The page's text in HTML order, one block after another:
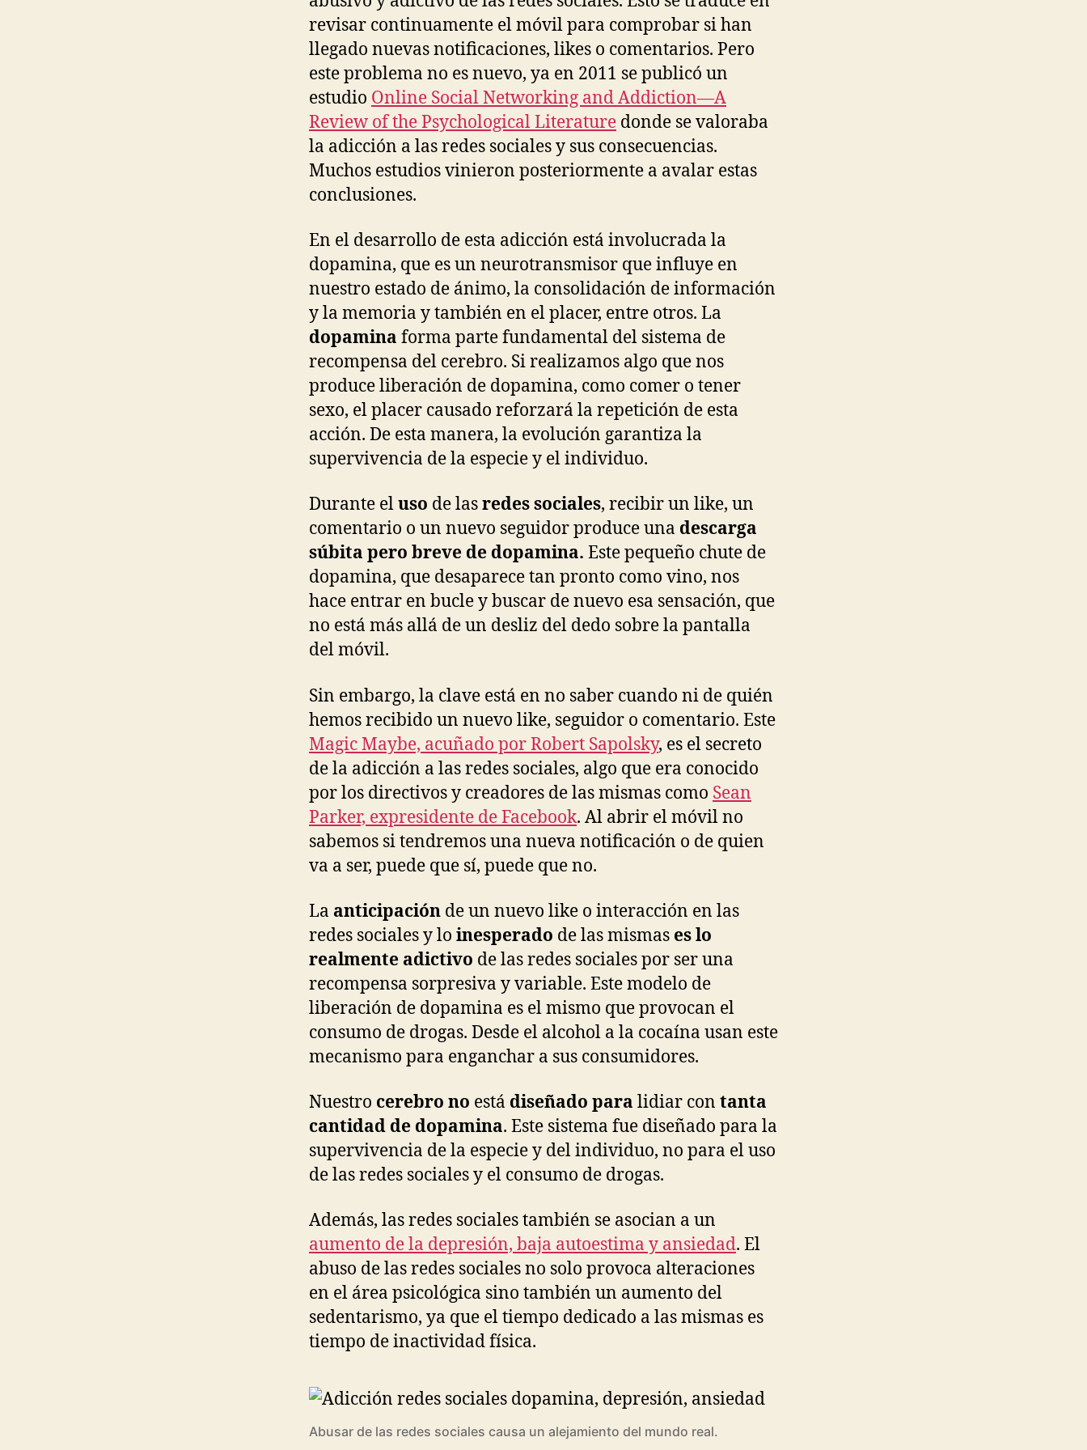
revisar continuamente el móvil para comprobar si han
llegado nuevas notificaciones, likes o comentarios. Pero
este problema no es nuevo, ya en 2011 se publicó un
estudio Online Social Networking and Addiction—A
Review of the Psychological Literature donde se valoraba
la adicción a las redes sociales y sus consecuencias.
Muchos estudios vinieron posteriormente a avalar estas
conclusiones.
En el desarrollo de esta adicción está involucrada la
dopamina, que es un neurotransmisor que influye en
nuestro estado de ánimo, la consolidación de información
y la memoria y también en el placer, entre otros. La
dopamina forma parte fundamental del sistema de
recompensa del cerebro. Si realizamos algo que nos
produce liberación de dopamina, como comer o tener
sexo, el placer causado reforzará la repetición de esta
acción. De esta manera, la evolución garantiza la
supervivencia de la especie y el individuo.
Durante eluso de lasredes sociales, recibir un like, un
comentario o un nuevo seguidor produce una descarga
súbita pero breve de dopamina. Este pequeño chute de
dopamina, que desaparece tan pronto como vino, nos
hace entrar en bucle y buscar de nuevo esa sensación, que
no está más allá de un desliz del dedo sobre la pantalla
del móvil.
Sin embargo, la clave está en no saber cuando ni de quién
hemos recibido un nuevo like, seguidor o comentario. Este
Magic Maybe, acuñado por Robert Sapolsky, es el secreto
de la adicción a las redes sociales, algo que era conocido
por los directivos y creadores de las mismas como Sean
Parker, expresidente de Facebook. Al abrir el móvil no
sabemos si tendremos una nueva notificación o de quien
va a ser, puede que sí, puede que no.
La anticipación de un nuevo like o interacción en las
redes sociales y lo inesperado de las mismas es lo
realmente adictivo de las redes sociales por ser una
recompensa sorpresiva y variable. Este modelo de
liberación de dopamina es el mismo que provocan el
consumo de drogas. Desde el alcohol a la cocaína usan este
mecanismo para enganchar a sus consumidores.
Nuestro cerebro no está diseñado para lidiar con tanta
cantidad de dopamina. Este sistema fue diseñado para la
supervivencia de la especie y del individuo, no para el uso
de las redes sociales y el consumo de drogas.
Además, las redes sociales también se asocian a un
aumento de la depresión, baja autoestima y ansiedad. El
abuso de las redes sociales no solo provoca alteraciones
en el área psicológica sino también un aumento del
sedentarismo, ya que el tiempo dedicado a las mismas es
tiempo de inactividad física.
Abusar de las redes sociales causa un alejamiento del mundo real.